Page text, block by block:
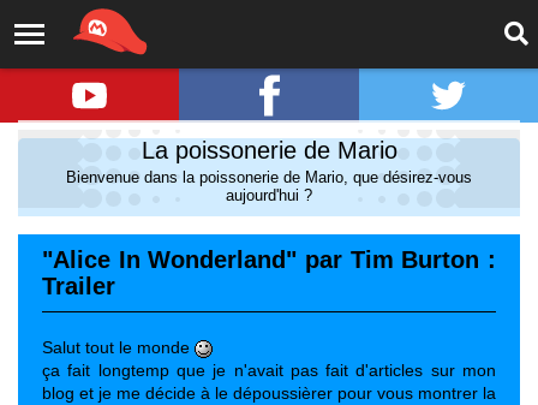
La poissonerie de Mario
Bienvenue dans la poissonerie de Mario, que désirez-vous
aujourd'hui ?
"Alice In Wonderland" par Tim Burton :
Trailer
Salut tout le monde
ça fait longtemp que je n'avait pas fait d'articles sur mon
blog et je me décide à le dépoussièrer pour vous montrer la